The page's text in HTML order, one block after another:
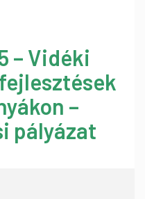
– Vidéki
–
pályázat